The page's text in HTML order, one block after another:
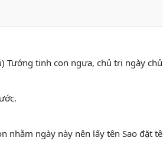
Tướng tinh con ngựa, chủ trị ngày
nhằm ngày này nên lấy tên Sao đặt